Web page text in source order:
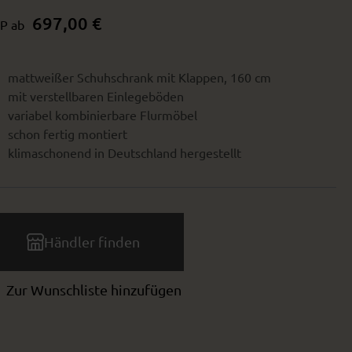
ab 697,00 €
mattweißer Schuhschrank mit Klappen, 160 cm
mit verstellbaren Einlegeböden
variabel kombinierbare Flurmöbel
schon fertig montiert
klimaschonend in Deutschland hergestellt
Händler finden
Zur Wunschliste hinzufügen